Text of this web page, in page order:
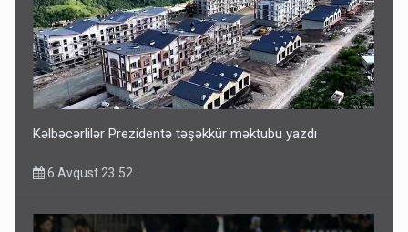
ŞOK! David Seliverstov ölkədən qaçdı
6 Avqust 14:14
Kəlbəcərlilər Prezidentə təşəkkür məktubu yazdı
6 Avqust 23:52